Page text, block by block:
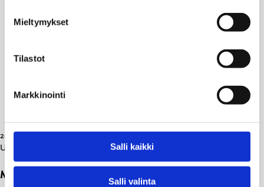
Mieltymykset
Tilastot
Markkinointi
Salli kaikki
Salli valinta
20.01.2010
Uutiset
Miltä kunta näyttää? – kotikunta koululaisen silmin